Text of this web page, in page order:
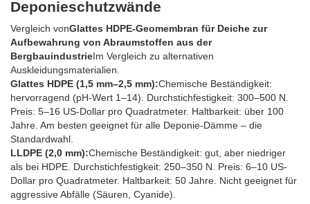
Deponieschutzwände
Vergleich vonGlattes HDPE-Geomembran für Deiche zur
Aufbewahrung von Abraumstoffen aus der
BergbauindustrieIm Vergleich zu alternativen
Auskleidungsmaterialien.
Glattes HDPE (1,5 mm–2,5 mm):Chemische Beständigkeit:
hervorragend (pH-Wert 1–14). Durchstichfestigkeit: 300–500 N.
Preis: 5–16 US-Dollar pro Quadratmeter. Haltbarkeit: über 100
Jahre. Am besten geeignet für alle Deponie-Dämme – die
Standardwahl.
LLDPE (2,0 mm):Chemische Beständigkeit: gut, aber niedriger
als bei HDPE. Durchstichfestigkeit: 250–350 N. Preis: 6–10 US-
Dollar pro Quadratmeter. Haltbarkeit: 50 Jahre. Nicht geeignet für
aggressive Abfälle (Säuren, Cyanide).